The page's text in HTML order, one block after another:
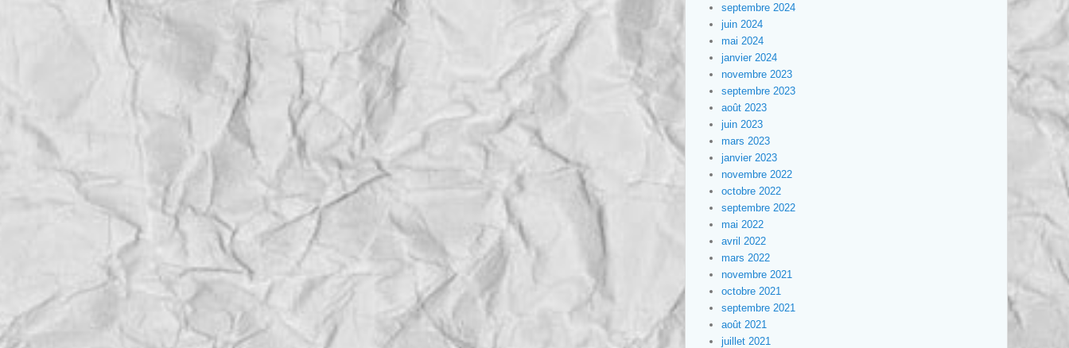
septembre 2024
juin 2024
mai 2024
janvier 2024
novembre 2023
septembre 2023
août 2023
juin 2023
mars 2023
janvier 2023
novembre 2022
octobre 2022
septembre 2022
mai 2022
avril 2022
mars 2022
novembre 2021
octobre 2021
septembre 2021
août 2021
juillet 2021